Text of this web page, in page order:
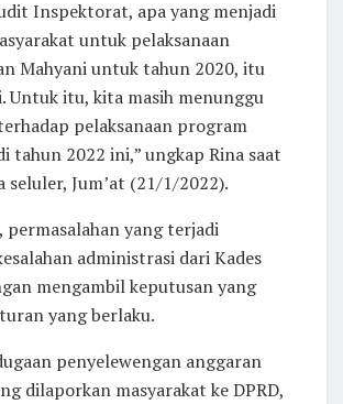
Inspektorat, apa yang menjadi
untuk pelaksanaan
Mahyani untuk tahun 2020, itu
Untuk itu, kita masih menunggu
pelaksanaan program
tahun 2022 ini,” ungkap Rina saat
seluler, Jum’at (21/1/2022).
yang terjadi
administrasi dari Kades
mengambil keputusan yang
yang berlaku.
penyelewengan anggaran
dilaporkan masyarakat ke DPRD,